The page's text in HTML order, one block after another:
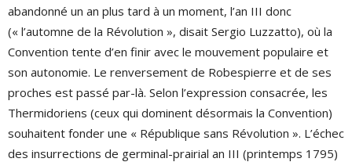
abandonné un an plus tard à un moment, l’an III donc
(« l’automne de la Révolution », disait Sergio Luzzatto), où la
Convention tente d’en finir avec le mouvement populaire et
son autonomie. Le renversement de Robespierre et de ses
proches est passé par-là. Selon l’expression consacrée, les
Thermidoriens (ceux qui dominent désormais la Convention)
souhaitent fonder une « République sans Révolution ». L’échec
des insurrections de germinal-prairial an III (printemps 1795)